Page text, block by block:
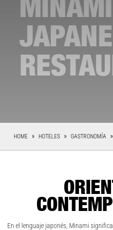
MINAMI
HOME HOTELES GASTRONOMÍA
En el lenguaje japonés, Minami